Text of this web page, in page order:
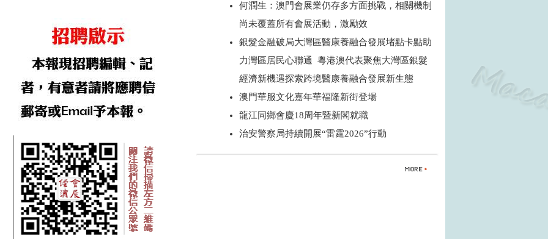
何潤生：澳門會展業仍存多方面挑戰，相關機制
尚未覆蓋所有會展活動，激勵效
銀髮金融破局大灣區醫康養融合發展堵點卡點助
力灣區居民心聯通 粵港澳代表聚焦大灣區銀髮
經濟新機遇探索跨境醫康養融合發展新生態
澳門華服文化嘉年華福隆新街登場
龍江同鄉會慶18周年暨新閣就職
治安警察局持續開展“雷霆2026”行動